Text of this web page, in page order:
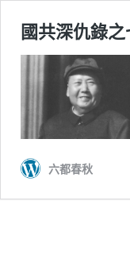
國共深仇錄
六都春秋